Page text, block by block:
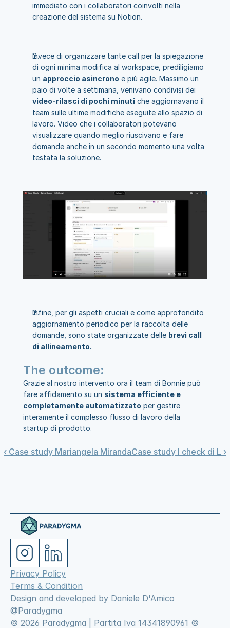
immediato con i collaboratori coinvolti nella
creazione del sistema su Notion.
Invece di organizzare tante call per la spiegazione
di ogni minima modifica al workspace, prediligiamo
un approccio asincrono e più agile. Massimo un
video-rilasci di pochi minuti che aggiornavano il
team sulle ultime modifiche eseguite allo spazio di
lavoro. Video che i collaboratori potevano
visualizzare quando meglio riuscivano e fare
domande anche in un secondo momento una volta
testata la soluzione.
Infine, per gli aspetti cruciali e come approfondito
aggiornamento periodico per la raccolta delle
domande, sono state organizzate delle brevi call
di allineamento.
The outcome:
Grazie al nostro intervento ora il team di Bonnie può
fare affidamento su un sistema efficiente e
completamente automatizzato per gestire
interamente il complesso flusso di lavoro della
startup di prodotto.
‹ Case study Mariangela MirandaCase study I check di L ›
Privacy Policy
Terms & Condition
Design and developed by Daniele D'Amico
@Paradygma
© 2026 Paradygma | Partita Iva 14341890961 ©